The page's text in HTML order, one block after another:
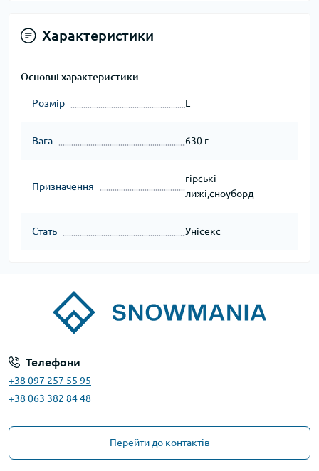
Характеристики
Основні характеристики
Розмір L
Вага 630 г
Призначення
гірські
лижі,сноуборд
Стать Унісекс
Телефони
+38 097 257 55 95
+38 063 382 84 48
Перейти до контактів